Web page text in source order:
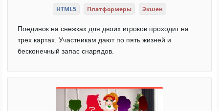
HTML5 Платформеры Экшен
Поединок на снежках для двоих игроков проходит на
трех картах. Участникам дают по пять жизней и
бесконечный запас снарядов.